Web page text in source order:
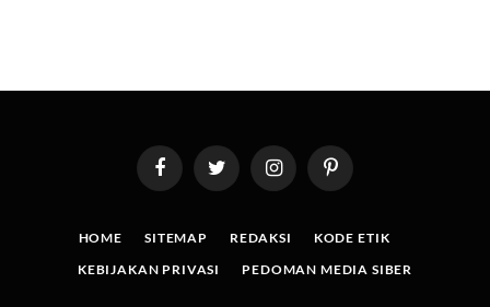
FacebookTwitter InstagramPinterest
HOME SITEMAP REDAKSI
KODE ETIK
KEBIJAKAN PRIVASI
PEDOMAN MEDIA SIBER